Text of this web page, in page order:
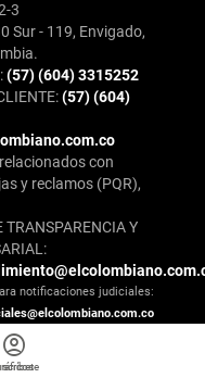
account_circle
3
Sur - 119, Envigado,
(57) (604) 3315252
(57) (604)
con
y reclamos (PQR),
TRANSPARENCIA Y
notificaciones judiciales: